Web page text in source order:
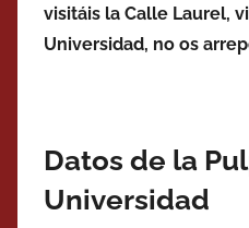
visitáis la Calle Laurel,
Universidad, no os
Datos de la
Universidad